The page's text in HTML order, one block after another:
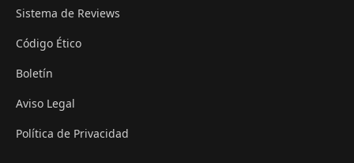
Sistema de Reviews
Código Ético
Boletín
Aviso Legal
Política de Privacidad